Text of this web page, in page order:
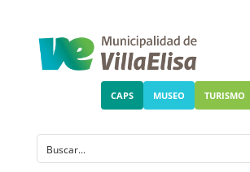
CAPS MUSEO TURISMO